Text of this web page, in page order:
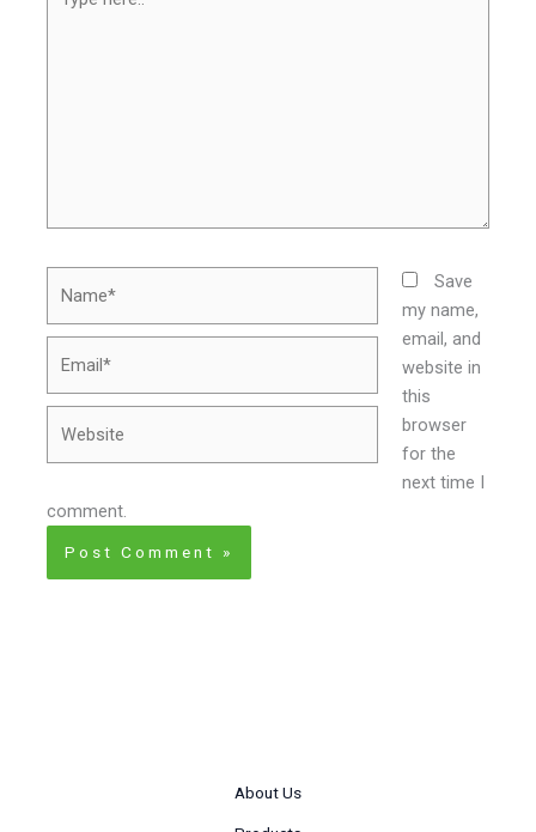
here..
Save
my name,
email, and
website in
this
browser
for the
next time I
comment.
About Us